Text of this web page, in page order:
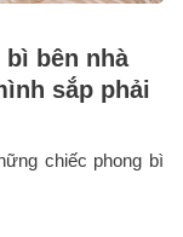
bên nhà
sắp phải
chiếc phong bì